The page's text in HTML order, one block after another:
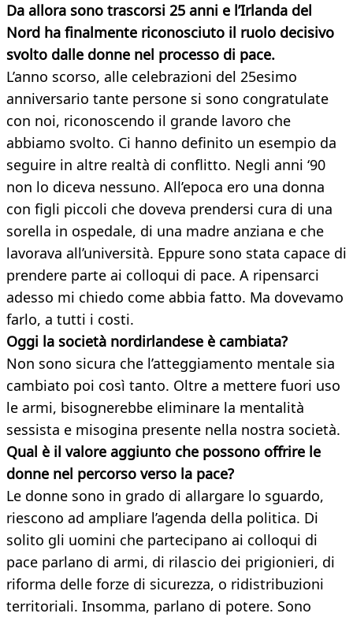
Da allora sono trascorsi 25 anni e l’Irlanda del
Nord ha finalmente riconosciuto il ruolo decisivo
svolto dalle donne nel processo di pace.
L’anno scorso, alle celebrazioni del 25esimo
anniversario tante persone si sono congratulate
con noi, riconoscendo il grande lavoro che
abbiamo svolto. Ci hanno definito un esempio da
seguire in altre realtà di conflitto. Negli anni ‘90
non lo diceva nessuno. All’epoca ero una donna
con figli piccoli che doveva prendersi cura di una
sorella in ospedale, di una madre anziana e che
lavorava all’università. Eppure sono stata capace di
prendere parte ai colloqui di pace. A ripensarci
adesso mi chiedo come abbia fatto. Ma dovevamo
farlo, a tutti i costi.
Oggi la società nordirlandese è cambiata?
Non sono sicura che l’atteggiamento mentale sia
cambiato poi così tanto. Oltre a mettere fuori uso
le armi, bisognerebbe eliminare la mentalità
sessista e misogina presente nella nostra società.
Qual è il valore aggiunto che possono offrire le
donne nel percorso verso la pace?
Le donne sono in grado di allargare lo sguardo,
riescono ad ampliare l’agenda della politica. Di
solito gli uomini che partecipano ai colloqui di
pace parlano di armi, di rilascio dei prigionieri, di
riforma delle forze di sicurezza, o ridistribuzioni
territoriali. Insomma, parlano di potere. Sono